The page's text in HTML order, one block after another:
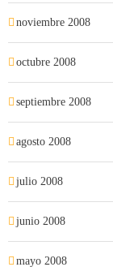
noviembre 2008
octubre 2008
septiembre 2008
agosto 2008
julio 2008
junio 2008
mayo 2008